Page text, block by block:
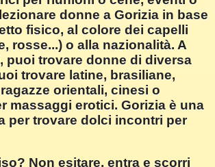
donne a Gorizia in base
fisico, al colore dei capelli
rosse...) o alla nazionalità. A
puoi trovare donne di diversa
trovare latine, brasiliane,
orientali, cinesi o
massaggi erotici. Gorizia è una
per trovare dolci incontri per
Non esitare, entra e scorri